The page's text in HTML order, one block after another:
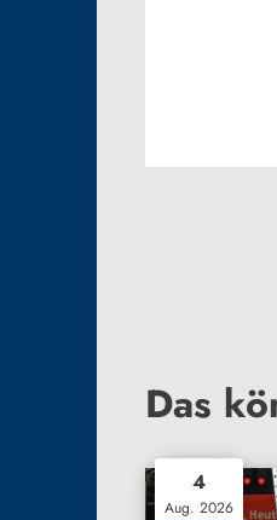
Das
4
Aug. 2026